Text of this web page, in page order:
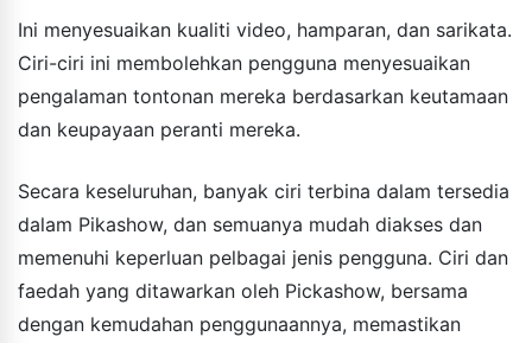
Ini menyesuaikan kualiti video, hamparan, dan sarikata.
Ciri-ciri ini membolehkan pengguna menyesuaikan
pengalaman tontonan mereka berdasarkan keutamaan
dan keupayaan peranti mereka.
Secara keseluruhan, banyak ciri terbina dalam tersedia
dalam Pikashow, dan semuanya mudah diakses dan
memenuhi keperluan pelbagai jenis pengguna. Ciri dan
faedah yang ditawarkan oleh Pickashow, bersama
dengan kemudahan penggunaannya, memastikan